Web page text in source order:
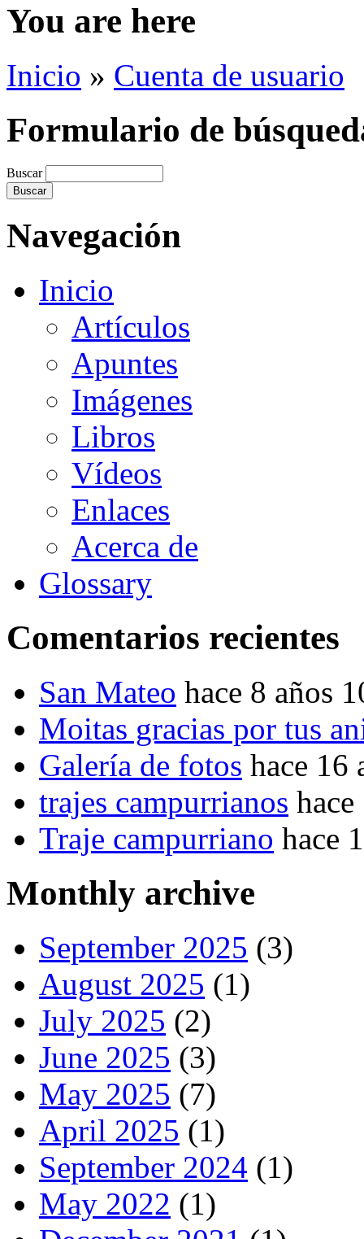
You are here
Inicio » Cuenta de usuario
Formulario de
Buscar
Navegación
Inicio
Artículos
Apuntes
Imágenes
Libros
Vídeos
Enlaces
Acerca de
Glossary
Comentarios recientes
San Mateo hace 8 años
Moitas gracias por tus
Galería de fotos hace 16
trajes campurrianos
Traje campurriano hace
Monthly archive
September 2025 (3)
August 2025 (1)
July 2025 (2)
June 2025 (3)
May 2025 (7)
April 2025 (1)
September 2024 (1)
May 2022 (1)